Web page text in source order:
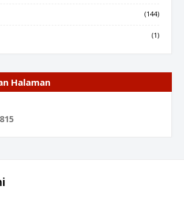
(144)
(1)
Halaman
815